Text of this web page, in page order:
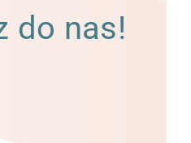
do nas!